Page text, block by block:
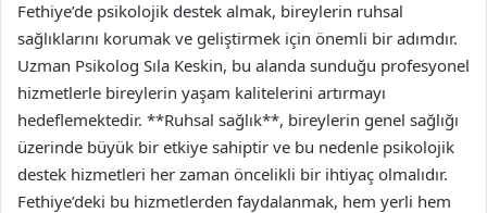
Fethiye’de psikolojik destek almak, bireylerin ruhsal
sağlıklarını korumak ve geliştirmek için önemli bir adımdır.
Uzman Psikolog Sıla Keskin, bu alanda sunduğu profesyonel
hizmetlerle bireylerin yaşam kalitelerini artırmayı
hedeflemektedir. **Ruhsal sağlık**, bireylerin genel sağlığı
üzerinde büyük bir etkiye sahiptir ve bu nedenle psikolojik
destek hizmetleri her zaman öncelikli bir ihtiyaç olmalıdır.
Fethiye’deki bu hizmetlerden faydalanmak, hem yerli hem